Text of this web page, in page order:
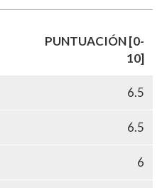
PUNTUACIÓN [0-
10]
6.5
6.5
6